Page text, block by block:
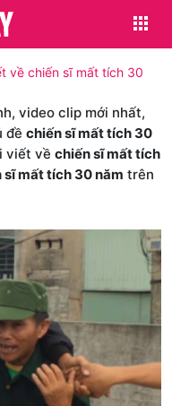
về chiến sĩ mất tích 30
video clip mới nhất,
đề chiến sĩ mất tích 30
viết về chiến sĩ mất tích
sĩ mất tích 30 năm trên